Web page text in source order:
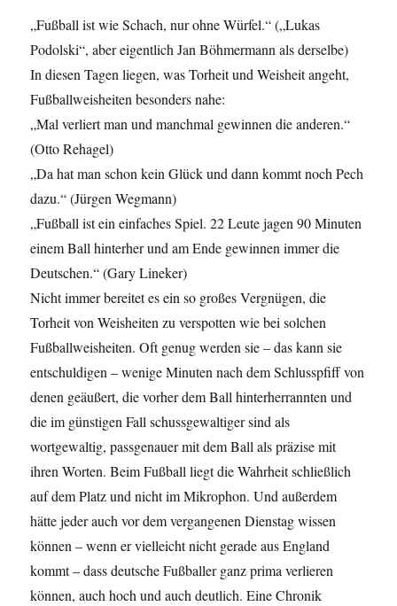
„Fußball ist wie Schach, nur ohne Würfel.“ („Lukas
Podolski“, aber eigentlich Jan Böhmermann als derselbe)
In diesen Tagen liegen, was Torheit und Weisheit angeht,
Fußballweisheiten besonders nahe:
„Mal verliert man und manchmal gewinnen die anderen.“
(Otto Rehagel)
„Da hat man schon kein Glück und dann kommt noch Pech
dazu.“ (Jürgen Wegmann)
„Fußball ist ein einfaches Spiel. 22 Leute jagen 90 Minuten
einem Ball hinterher und am Ende gewinnen immer die
Deutschen.“ (Gary Lineker)
Nicht immer bereitet es ein so großes Vergnügen, die
Torheit von Weisheiten zu verspotten wie bei solchen
Fußballweisheiten. Oft genug werden sie – das kann sie
entschuldigen – wenige Minuten nach dem Schlusspfiff von
denen geäußert, die vorher dem Ball hinterherrannten und
die im günstigen Fall schussgewaltiger sind als
wortgewaltig, passgenauer mit dem Ball als präzise mit
ihren Worten. Beim Fußball liegt die Wahrheit schließlich
auf dem Platz und nicht im Mikrophon. Und außerdem
hätte jeder auch vor dem vergangenen Dienstag wissen
können – wenn er vielleicht nicht gerade aus England
kommt – dass deutsche Fußballer ganz prima verlieren
können, auch hoch und auch deutlich. Eine Chronik